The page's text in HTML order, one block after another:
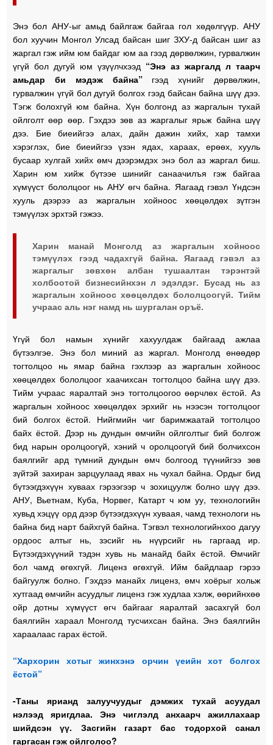
Энэ бол АНУ-ыг амьд байлгаж байгаа гол хөдөлгүүр. АНУ
бол хуучин Монгол Улсад байсан шиг ЗХУ-д байсан шиг аз
жаргал гэж ийм юм байдаг юм аа гээд дөрвөлжин, гурвалжин
үгүй бол дугуй юм үзүүлчхээд “Энэ аз жаргалд л таарч
амьдар би мэдэж байна”гээд хүнийг дөрвөлжин,
гурвалжин үгүй бол дугуй болгох гээд байсан байна шүү дээ.
Тэгж болохгүй юм байна. Хүн болгонд аз жаргалын тухай
ойлголт өөр өөр. Гэхдээ зөв аз жаргалыг ярьж байна шүү
дээ. Бие биеийгээ алах, дайн дажин хийх, хар тамхи
хэрэглэх, бие биеийгээ үзэн ядах, хараах, ерөөх, хууль
бусаар хулгай хийх өмч дээрэмдэх энэ бол аз жаргал биш.
Харин юм хийж бүтээе шинийг санаачилъя гэж байгаа
хүмүүст бололцоог нь АНУ өгч байна. Яагаад гэвэл Үндсэн
хууль дээрээ аз жаргалын хойноос хөөцөлдөх зүтгэн
тэмүүлэх эрхтэй гэжээ.
Харин манай Монголд аз жаргалын хойноос
тэмүүлэх гээд чадахгүй байна. Яагаад гэвэл аз
жаргалыг зөвхөн албан тушаалтан тэрэнтэй
холбоотой бизнесийнхэн л эдэлдэг. Бусад нь аз
жаргалын хойноос хөөцөлдөх бололцоогүй. Тийм
учраас аль нэг намд нь шургалан оръё.
Үгүй бол намын хүнийг хахуулдаж байгаад ажлаа
бүтээлгэе. Энэ бол миний аз жаргал. Монголд өнөөдөр
тогтолцоо нь ямар байна гэхлээр аз жаргалын хойноос
хөөцөлдөх бололцоог хаачихсан тогтолцоо байна шүү дээ.
Тийм учраас яаралтай энэ тогтолцоогоо өөрчлөх ёстой. Аз
жаргалын хойноос хөөцөлдөх эрхийг нь нээсэн тогтолцоог
бий болгох ёстой. Нийгмийн чиг баримжаатай тогтолцоо
байх ёстой. Дээр нь дундын өмчийн ойлголтыг бий болгож
бид нарын оролцоогүй, хэний ч оролцоогүй бий болчихсон
баялгийг ард түмний дундын өмч болгоод түүнийгээ зөв
зүйтэй захиран зарцуулаад явах нь чухал байна. Ордыг бид
бүтээгдэхүүн хуваах гэрээгээр ч зохицуулж болно шүү дээ.
АНУ, Вьетнам, Куба, Норвег, Катарт ч юм уу, технологийн
хувьд хэцүү орд дээр бүтээгдэхүүн хуваая, чамд технологи нь
байна бид нарт байхгүй байна. Тэгвэл технологийнхоо дагуу
ордоос алтыг нь, зэсийг нь нүүрсийг нь гаргаад ир.
Бүтээгдэхүүний тэдэн хувь нь манайд байх ёстой. Өмчийг
бол чамд өгөхгүй. Лиценз өгөхгүй. Ийм байдлаар гэрээ
байгуулж болно. Гэхдээ манайх лиценз, өмч хоёрыг хольж
хутгаад өмчийн асуудлыг лиценз гэж худлаа хэлж, өөрийнхөө
ойр дотны хүмүүст өгч байгааг яаралтай засахгүй бол
баялгийн хараал Монголд тусчихсан байна. Энэ баялгийн
хараалаас гарах ёстой.
“Хархорин хотыг жинхэнэ орчин үеийн хот болгох
ёстой”
-Таны ярианд залуучуудыг дэмжих тухай асуудал
нэлээд яригдлаа. Энэ чиглэлд анхаарч ажиллахаар
шийдсэн үү. Засгийн газарт бас тодорхой санал
гаргасан гэж ойлголоо?